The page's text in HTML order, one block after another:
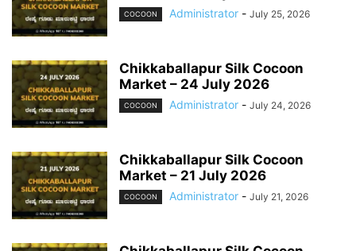
COCOON Administrator - July 25, 2026
Chikkaballapur Silk Cocoon
Market – 24 July 2026
COCOON Administrator - July 24, 2026
Chikkaballapur Silk Cocoon
Market – 21 July 2026
COCOON Administrator - July 21, 2026